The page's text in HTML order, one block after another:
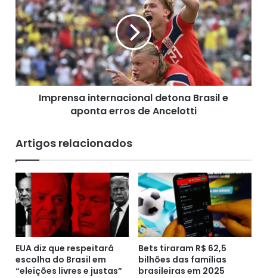
Informe baiano, 05/07/2026
e
i
m
a
r
m
ã
f
i
l
h
o
m
c
o
l
p
r
e
n
s
a
i
n
a
c
i
o
l
d
e
t
Imprensa internacional detona Brasil e
aponta erros de Ancelotti
Artigos relacionados
EUA diz que respeitará
escolha do Brasil em
“eleições livres e justas”
Bets tiraram R$ 62,5
bilhões das famílias
brasileiras em 2025